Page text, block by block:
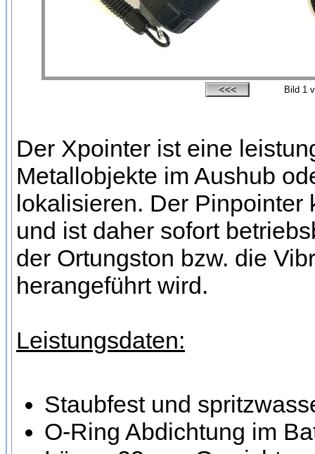
Bild 1
Der Xpointer ist eine
Metallobjekte im Aushub
lokalisieren. Der Pinpointer
und ist daher sofort
der Ortungston bzw. die
herangeführt wird.
Leistungsdaten:
Staubfest und
O-Ring Abdichtung im